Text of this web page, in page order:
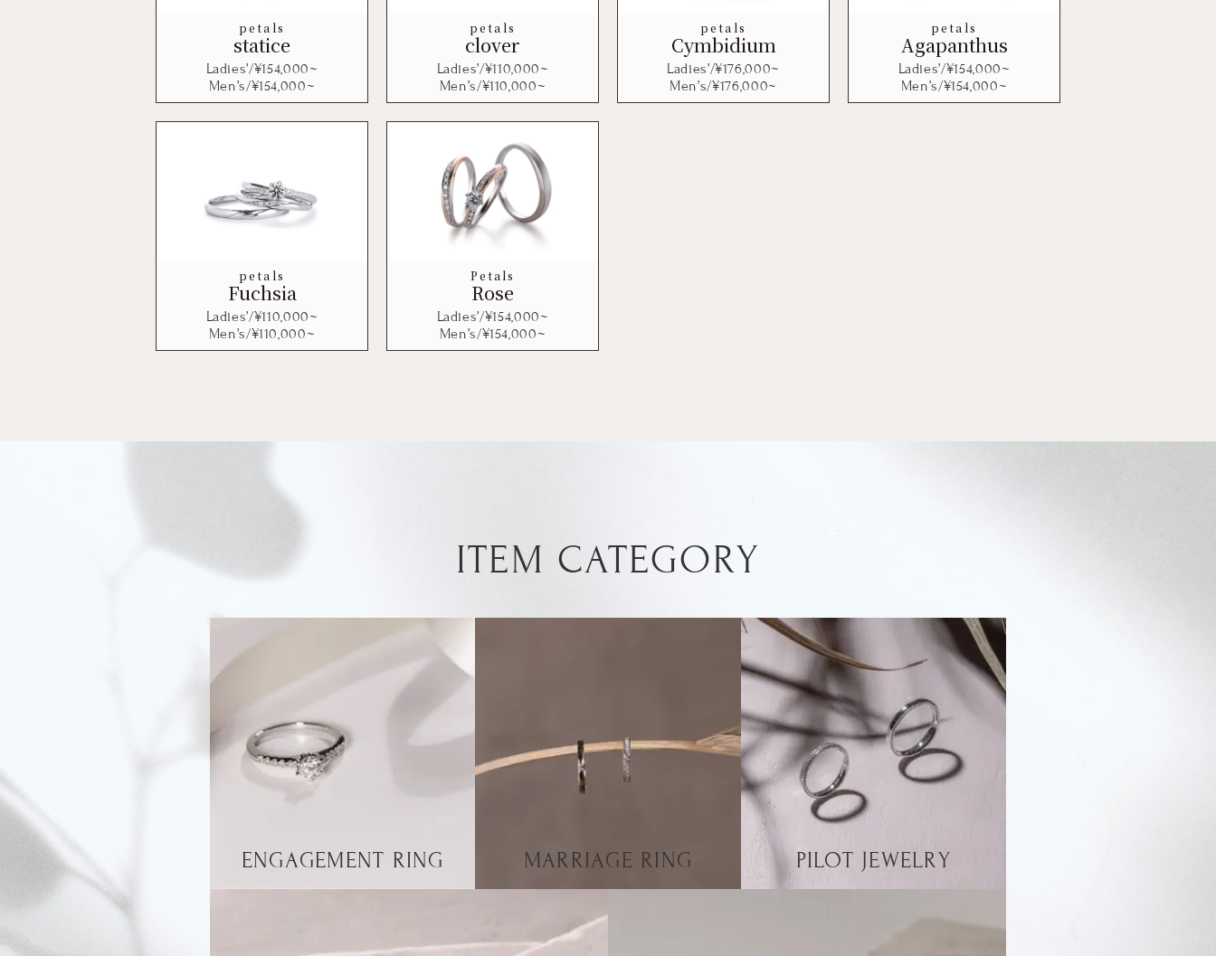
petals
statice
Ladies’/¥154,000~
Men’s/¥154,000~
petals
clover
Ladies’/¥110,000~
Men’s/¥110,000~
petals
Cymbidium
Ladies’/¥176,000~
Men’s/¥176,000~
petals
Agapanthus
Ladies’/¥154,000~
Men’s/¥154,000~
petals
Fuchsia
Ladies’/¥110,000~
Men’s/¥110,000~
Petals
Rose
Ladies’/¥154,000~
Men’s/¥154,000~
ITEM CATEGORY
ENGAGEMENT RING MARRIAGE RING PILOT JEWELRY